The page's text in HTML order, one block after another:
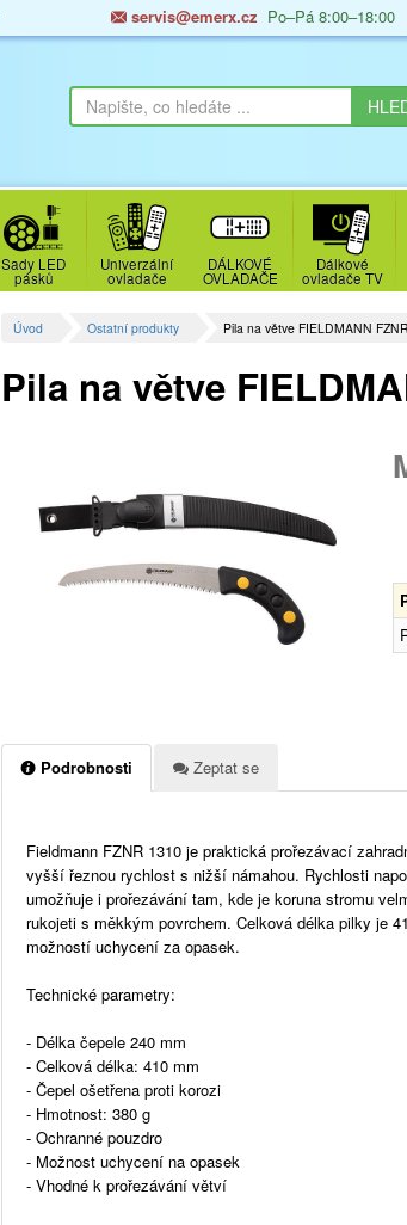
servis@emerx.cz Po–Pá 8:00–18:00
Sady LED
pásků
Univerzální
ovladače
DÁLKOVÉ
OVLADAČE
Dálkové
ovladače TV
Úvod Ostatní produkty Pila na větve FIELDMANN
Pila na větve
Podrobnosti Zeptat se
Fieldmann FZNR 1310 je praktická prořezávací
vyšší řeznou rychlost s nižší námahou. Rychlosti
umožňuje i prořezávání tam, kde je koruna stromu
rukojeti s měkkým povrchem. Celková délka pilky je
možností uchycení za opasek.
Technické parametry:
- Délka čepele 240 mm
- Celková délka: 410 mm
- Čepel ošetřena proti korozi
- Hmotnost: 380 g
- Ochranné pouzdro
- Možnost uchycení na opasek
- Vhodné k prořezávání větví